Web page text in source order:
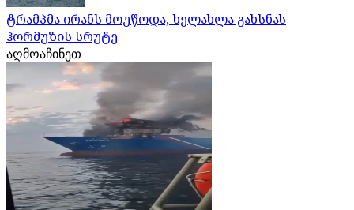
ტრამპმა ირანს მოუწოდა, ხელახლა გახსნას
ჰორმუზის სრუტე
აღმოაჩინეთ